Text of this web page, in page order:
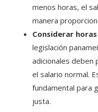
menos horas, el
manera
Considerar
legislación
adicionales deben
el salario normal.
fundamental para
justa.